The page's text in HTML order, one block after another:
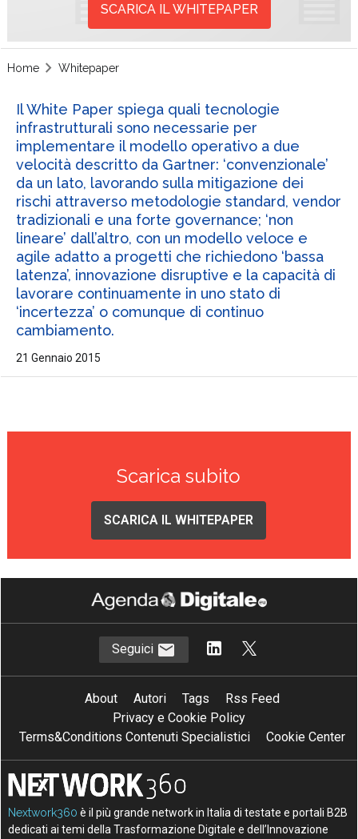
SCARICA IL WHITEPAPER
Home Whitepaper
Il White Paper spiega quali tecnologie
infrastrutturali sono necessarie per
implementare il modello operativo a due
velocità descritto da Gartner: ‘convenzionale’
da un lato, lavorando sulla mitigazione dei
rischi attraverso metodologie standard, vendor
tradizionali e una forte governance; ‘non
lineare’ dall’altro, con un modello veloce e
agile adatto a progetti che richiedono ‘bassa
latenza’, innovazione disruptive e la capacità di
lavorare continuamente in uno stato di
‘incertezza’ o comunque di continuo
cambiamento.
21 Gennaio 2015
Scarica subito
SCARICA IL WHITEPAPER
Seguici
About Autori Tags
Rss Feed
Privacy e Cookie Policy
Terms&Conditions Contenuti Specialistici
Cookie Center
Nextwork360 è il più grande network in Italia di testate e portali B2B
dedicati ai temi della Trasformazione Digitale e dell’Innovazione